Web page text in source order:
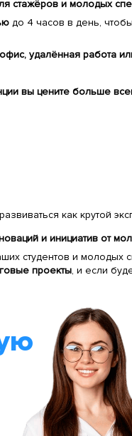
стажёров и молодых
до 4 часов в день,
удалённая работа
вы цените больше
как крутой
и инициатив от
студентов и молодых
проекты, и если